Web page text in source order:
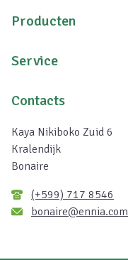
Producten
Service
Contacts
Kaya Nikiboko Zuid 6
Kralendijk
Bonaire
(+599) 717 8546
bonaire@ennia.com